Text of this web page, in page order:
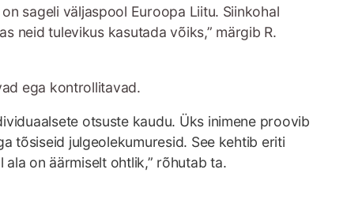
sageli väljaspool Euroopa Liitu. Siinkohal
neid tulevikus kasutada võiks,” märgib R.
ega kontrollitavad.
otsuste kaudu. Üks inimene proovib
tõsiseid julgeolekumuresid. See kehtib eriti
on äärmiselt ohtlik,” rõhutab ta.